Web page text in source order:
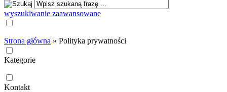
wyszukiwanie zaawansowane
Strona główna » Polityka prywatności
Kategorie
Kontakt